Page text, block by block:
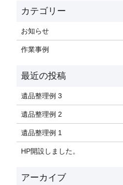
お知らせ
作業事例
遺品整理例 3
遺品整理例 2
遺品整理例 1
HP開設しました。